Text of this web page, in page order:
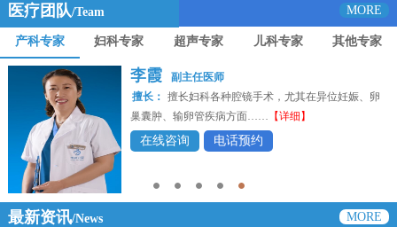
医疗团队/Team MORE
产科专家 妇科专家 超声专家 儿科专家 其他专家
李霞
副主任医师
擅长： 擅长妇科各种腔镜手术，尤其在异位妊娠、卵
巢囊肿、输卵管疾病方面……
【详细】
在线咨询 电话预约
最新资讯/News MORE